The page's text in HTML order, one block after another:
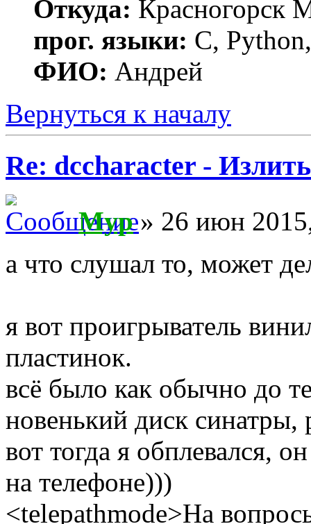
Откуда: Красногорск
прог. языки: C,
ФИО: Андрей
Вернуться к началу
Re: dccharacter -
Myp» 26 июн
а что слушал то, может
я вот проигрыватель
пластинок.
всё было как обычно до
новенький диск синатры,
вот тогда я обплевался,
на телефоне)))
<telepathmode>На